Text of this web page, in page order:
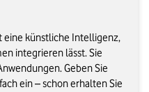
eine künstliche Intelligenz,
integrieren lässt. Sie
Geben Sie
ein – schon erhalten Sie